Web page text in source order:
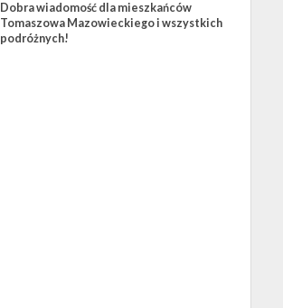
Dobra wiadomość dla mieszkańców
Tomaszowa Mazowieckiego i wszystkich
podróżnych!